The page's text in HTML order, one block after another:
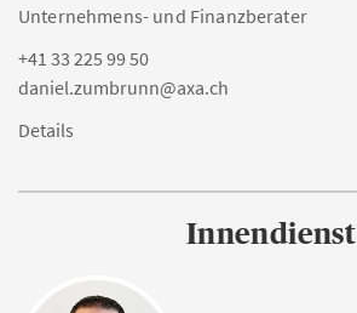
Unternehmens- und Finanzberater
+41 33 225 99 50
daniel.zumbrunn@axa.ch
Details
Innendienst